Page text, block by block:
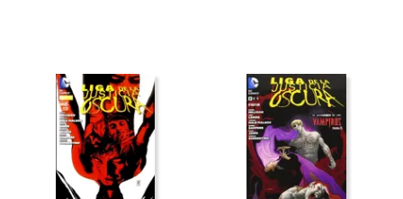
50%
dcto. $ 19.32
40%
dcto.